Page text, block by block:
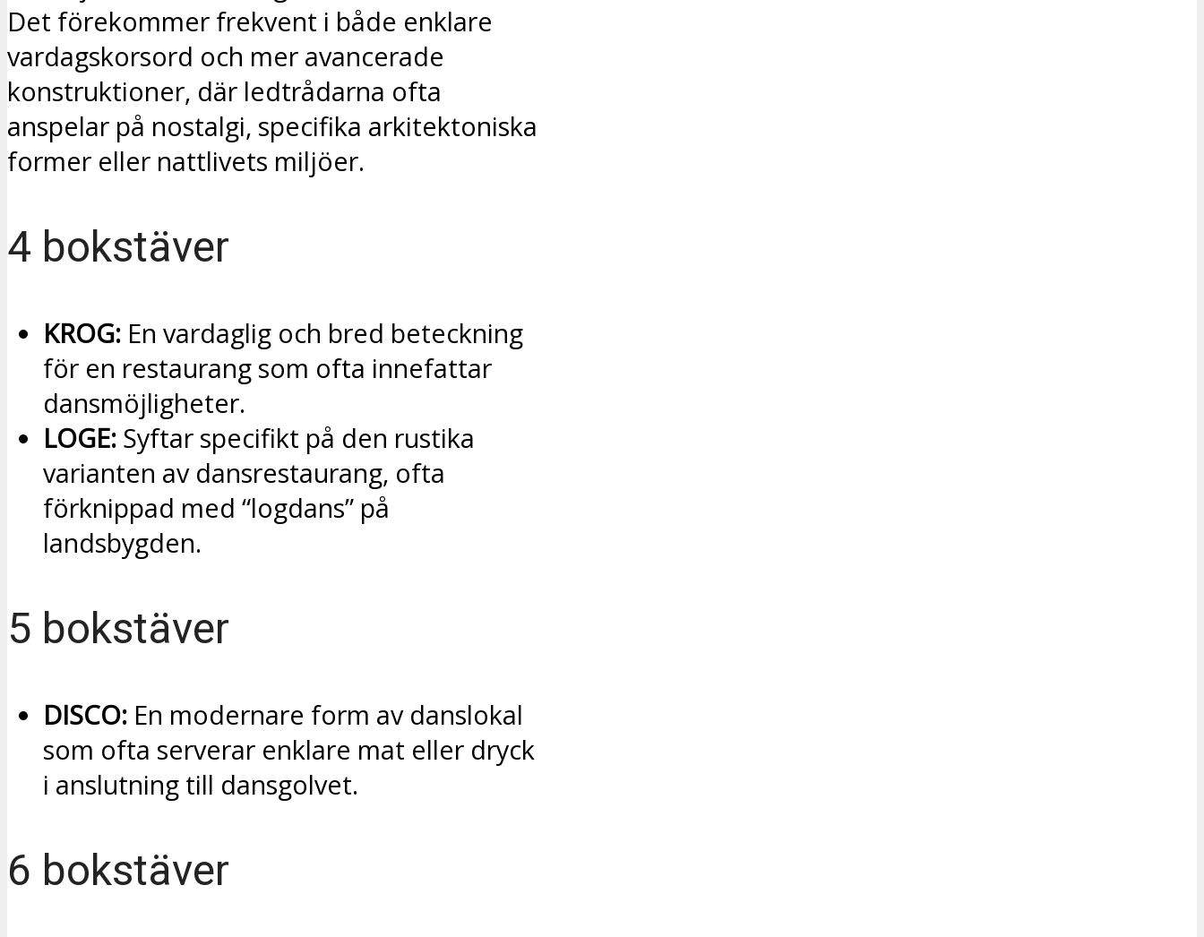
Det förekommer frekvent i både enklare
vardagskorsord och mer avancerade
konstruktioner, där ledtrådarna ofta
anspelar på nostalgi, specifika arkitektoniska
former eller nattlivets miljöer.
4 bokstäver
KROG: En vardaglig och bred beteckning
för en restaurang som ofta innefattar
dansmöjligheter.
LOGE: Syftar specifikt på den rustika
varianten av dansrestaurang, ofta
förknippad med “logdans” på
landsbygden.
5 bokstäver
DISCO: En modernare form av danslokal
som ofta serverar enklare mat eller dryck
i anslutning till dansgolvet.
6 bokstäver